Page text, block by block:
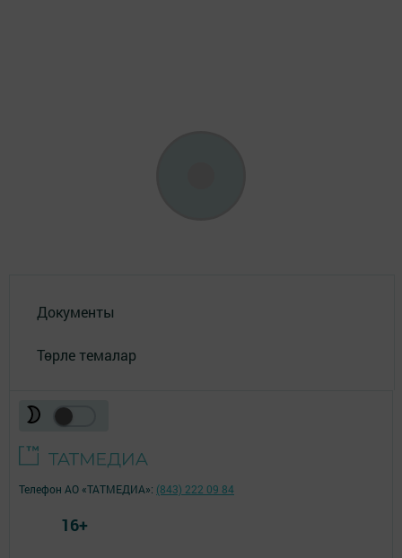
Документы
Төрле темалар
Телефон АО «ТАТМЕДИА»: (843) 222 09 84
16+